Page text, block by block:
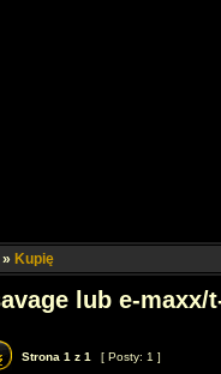
» Kupię
lub e-maxx/
Strona 1 z 1 [ Posty: 1 ]